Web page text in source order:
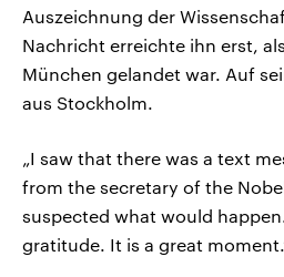
Auszeichnung der
Nachricht erreichte ihn erst,
München gelandet war. Auf
aus Stockholm.
„I saw that there was a text
from the secretary of the
suspected what would
gratitude. It is a great